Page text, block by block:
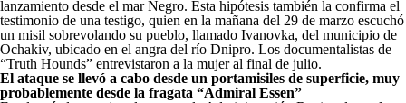
lanzamiento desde el mar Negro. Esta hipótesis también la confirma el
testimonio de una testigo, quien en la mañana del 29 de marzo escuchó
un misil sobrevolando su pueblo, llamado Ivanovka, del municipio de
Ochakiv, ubicado en el angra del río Dnipro. Los documentalistas de
“Truth Hounds” entrevistaron a la mujer al final de julio.
El ataque se llevó a cabo desde un portamisiles de superficie, muy
probablemente desde la fragata “Admiral Essen”